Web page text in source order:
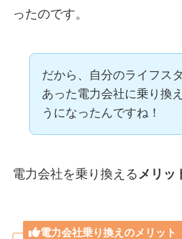
ったのです。
だから、自分のライフス
あった電力会社に乗り換
うになったんですね！
電力会社を乗り換えるメリッ
電力会社乗り換えのメリット